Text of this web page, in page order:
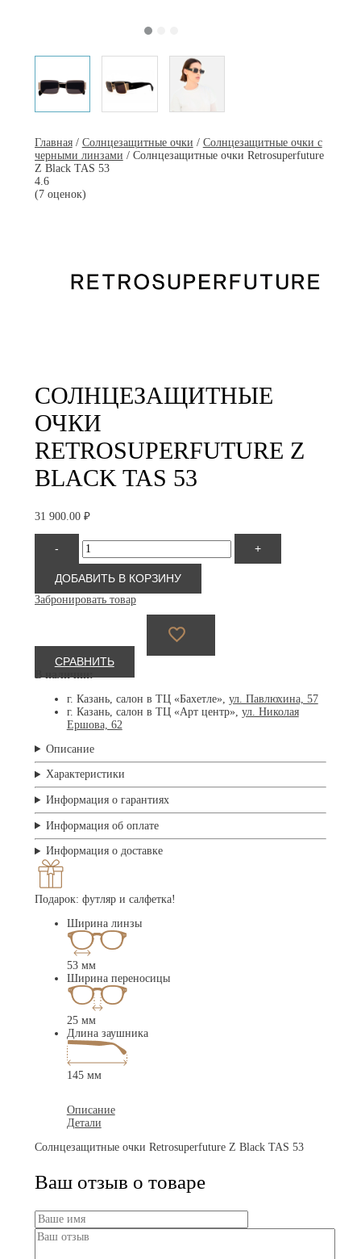
Главная/ Солнцезащитные очки / Солнцезащитные очки с
черными линзами / Солнцезащитные очки Retrosuperfuture
Z Black TAS 53
4.6
(7 оценок)
СОЛНЦЕЗАЩИТНЫЕ
ОЧКИ
RETROSUPERFUTURE Z
BLACK TAS 53
31 900.00 ₽
-
Количество
товара
Солнцезащитные
очки
Retrosuperfuture
Z
+
ДОБАВИТЬ В КОРЗИНУ
Забронировать товар
СРАВНИТЬ
В наличии:
г. Казань, салон в ТЦ «Бахетле», ул. Павлюхина, 57
г. Казань, салон в ТЦ «Арт центр», ул. Николая
Ершова, 62
Описание
Характеристики
Информация о гарантиях
Информация об оплате
Информация о доставке
Подарок: футляр и салфетка!
Ширина линзы
53 мм
Ширина переносицы
25 мм
Длина заушника
145 мм
Описание
Детали
Солнцезащитные очки Retrosuperfuture Z Black TAS 53
Ваш отзыв о товаре